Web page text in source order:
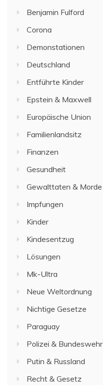
Benjamin Fulford
Corona
Demonstationen
Deutschland
Entführte Kinder
Epstein & Maxwell
Europäische Union
Familienlandsitz
Finanzen
Gesundheit
Gewalttaten & Morde
Impfungen
Kinder
Kindesentzug
Lösungen
Mk-Ultra
Neue Weltordnung
Nichtige Gesetze
Paraguay
Polizei & Bundeswehr
Putin & Russland
Recht & Gesetz